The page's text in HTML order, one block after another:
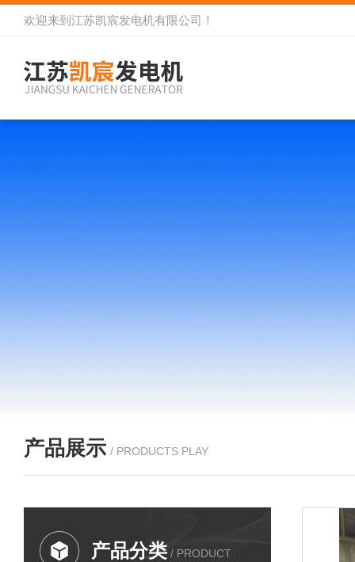
欢迎来到 江苏凯宸发电机有限公司 ！
产品展示 / PRODUCTS PLAY
产品分类 / PRODUCT